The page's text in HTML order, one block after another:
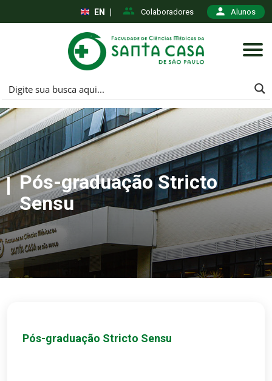
Colaboradores Alunos
EN
Pós-graduação Stricto
Sensu
Pós-graduação Stricto Sensu